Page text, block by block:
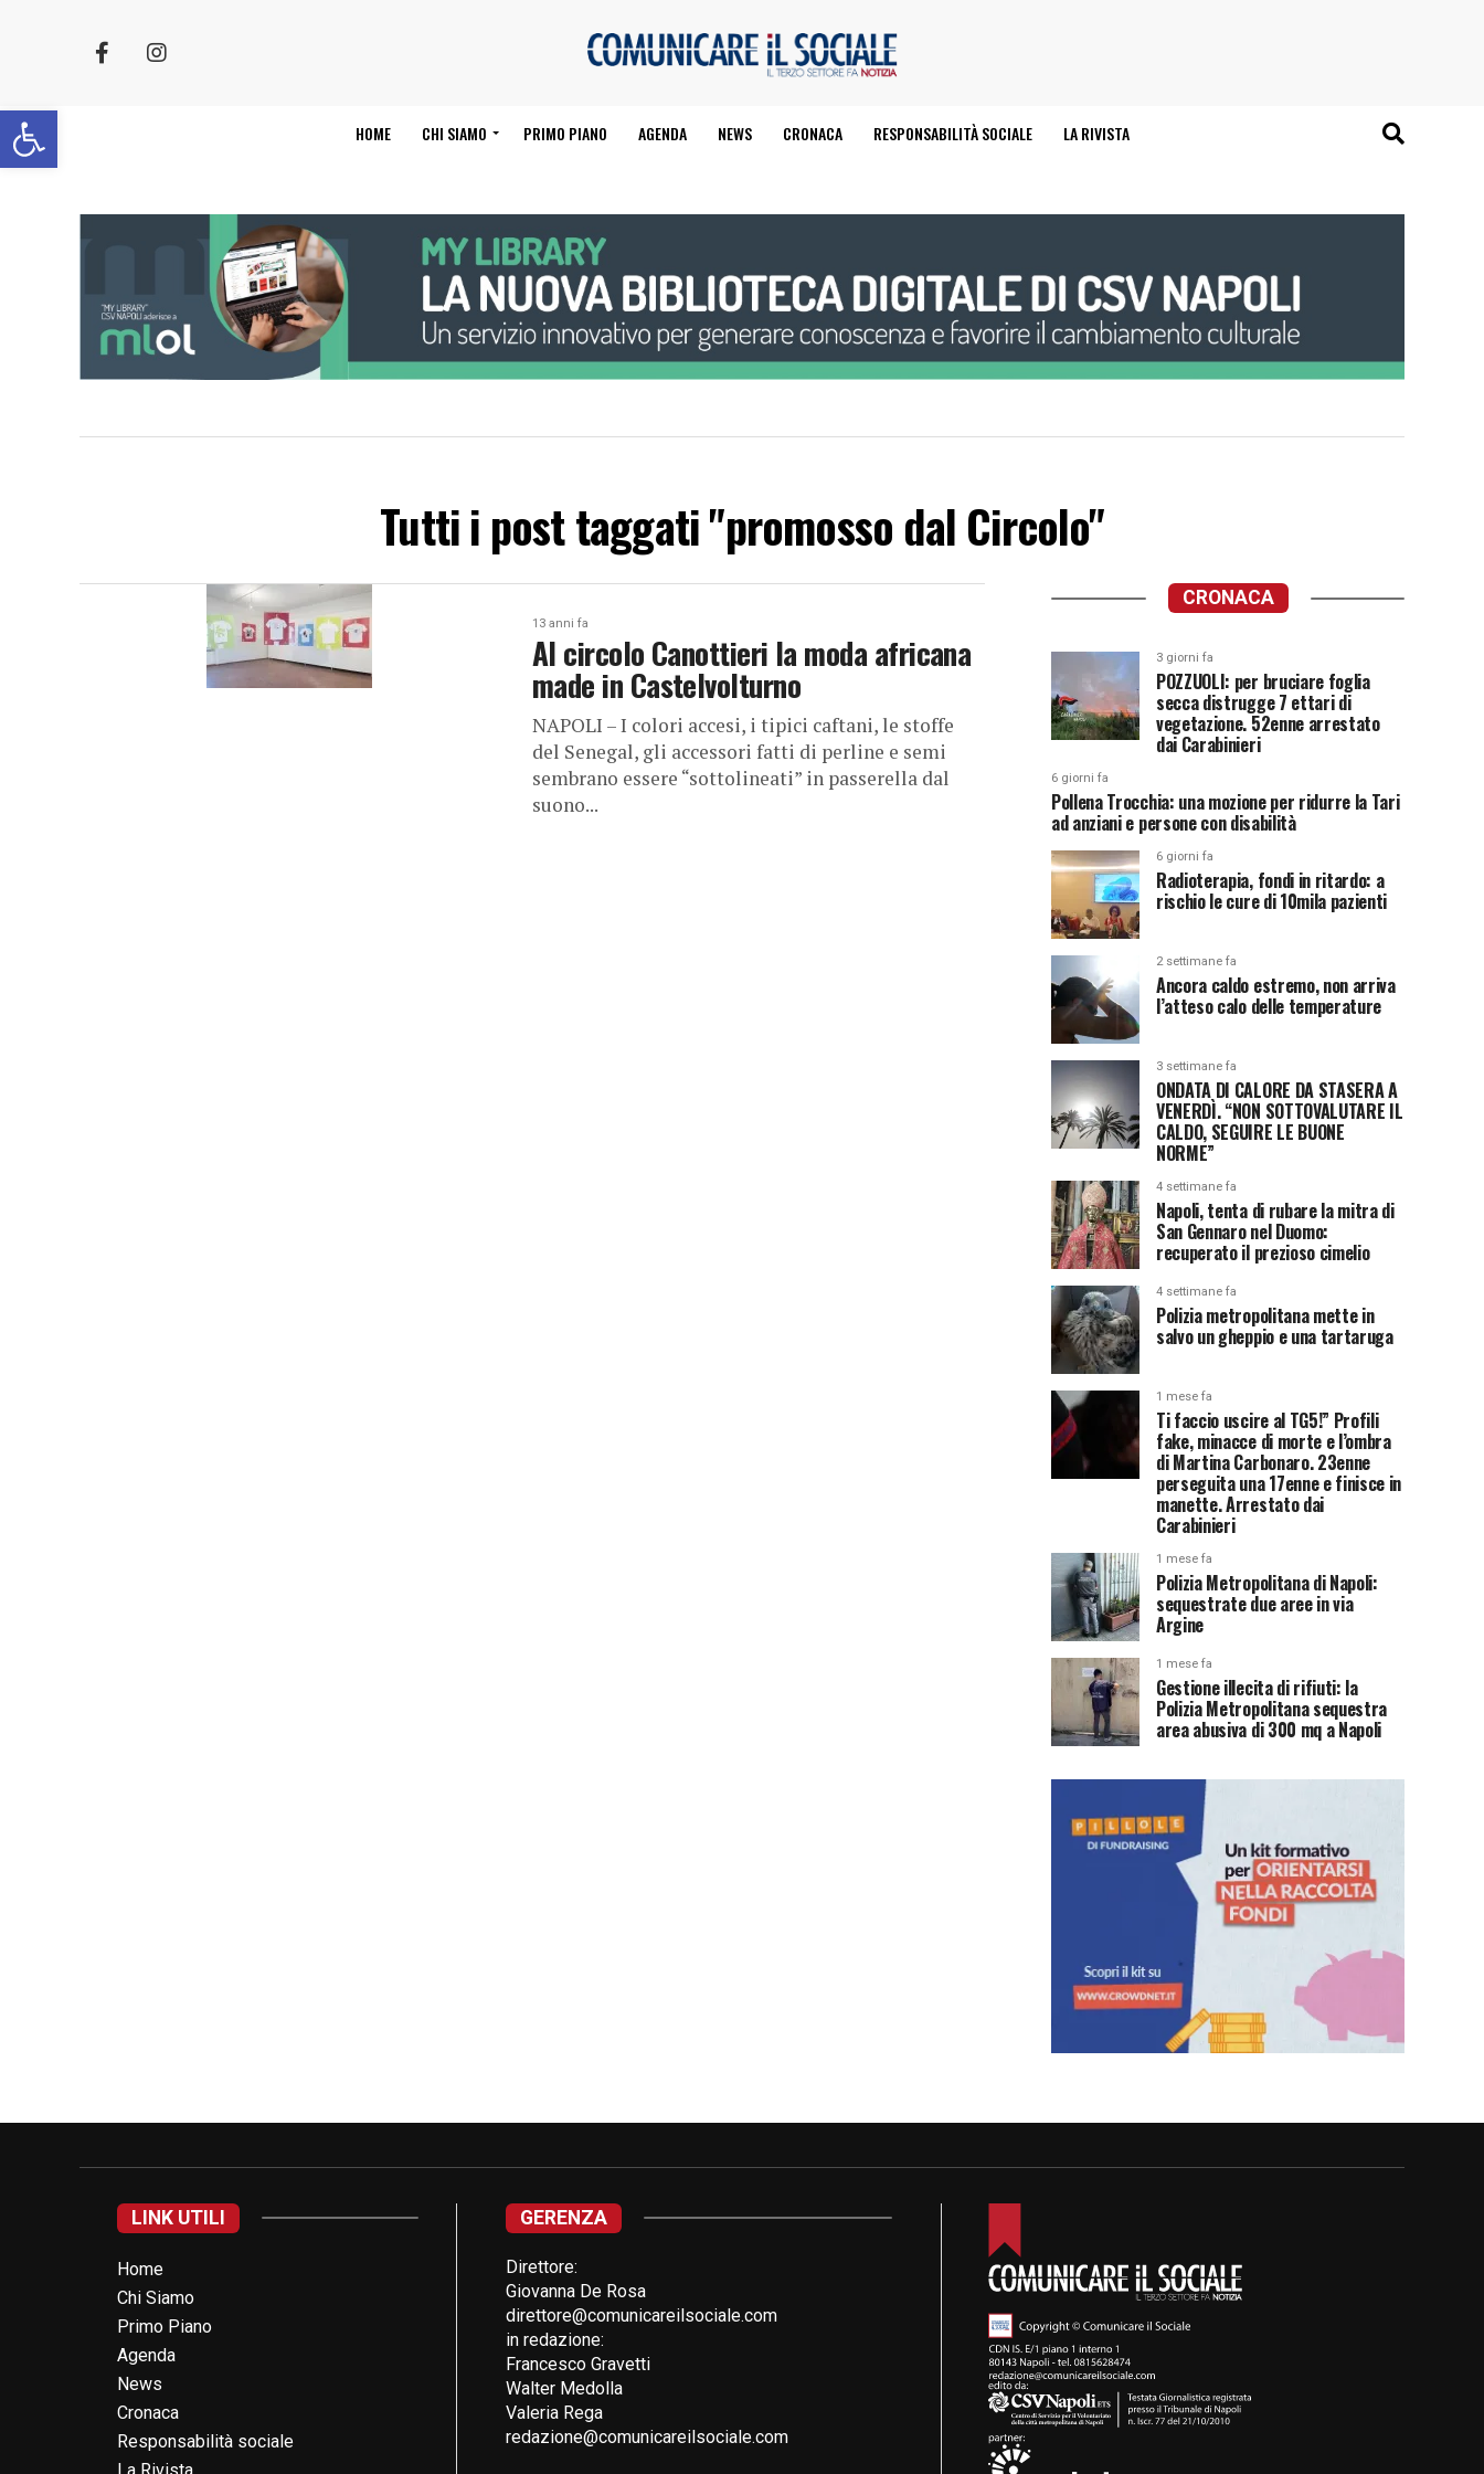
Apri la barra degli strumenti HOME CHI SIAMO PRIMO PIANO AGENDA NEWS CRONACA RESPONSABILITÀ SOCIALE LA RIVISTA
Tutti i post taggati "promosso dal Circolo"
13 anni fa
Al circolo Canottieri la moda africana
made in Castelvolturno
NAPOLI – I colori accesi, i tipici caftani, le stoffe
del Senegal, gli accessori fatti di perline e semi
sembrano essere “sottolineati” in passerella dal
suono...
CRONACA
3 giorni fa
POZZUOLI: per bruciare foglia
secca distrugge 7 ettari di
vegetazione. 52enne arrestato
dai Carabinieri
6 giorni fa
Pollena Trocchia: una mozione per ridurre la Tari
ad anziani e persone con disabilità
6 giorni fa
Radioterapia, fondi in ritardo: a
rischio le cure di 10mila pazienti
2 settimane fa
Ancora caldo estremo, non arriva
l’atteso calo delle temperature
3 settimane fa
ONDATA DI CALORE DA STASERA A
VENERDÌ. “NON SOTTOVALUTARE IL
CALDO, SEGUIRE LE BUONE
NORME”
4 settimane fa
Napoli, tenta di rubare la mitra di
San Gennaro nel Duomo:
recuperato il prezioso cimelio
4 settimane fa
Polizia metropolitana mette in
salvo un gheppio e una tartaruga
1 mese fa
Ti faccio uscire al TG5!” Profili
fake, minacce di morte e l’ombra
di Martina Carbonaro. 23enne
perseguita una 17enne e finisce in
manette. Arrestato dai
Carabinieri
1 mese fa
Polizia Metropolitana di Napoli:
sequestrate due aree in via
Argine
1 mese fa
Gestione illecita di rifiuti: la
Polizia Metropolitana sequestra
area abusiva di 300 mq a Napoli
LINK UTILI
Home
Chi Siamo
Primo Piano
Agenda
News
Cronaca
Responsabilità sociale
GERENZA
Direttore:
Giovanna De Rosa
direttore@comunicareilsociale.com
in redazione:
Francesco Gravetti
Walter Medolla
Valeria Rega
redazione@comunicareilsociale.com